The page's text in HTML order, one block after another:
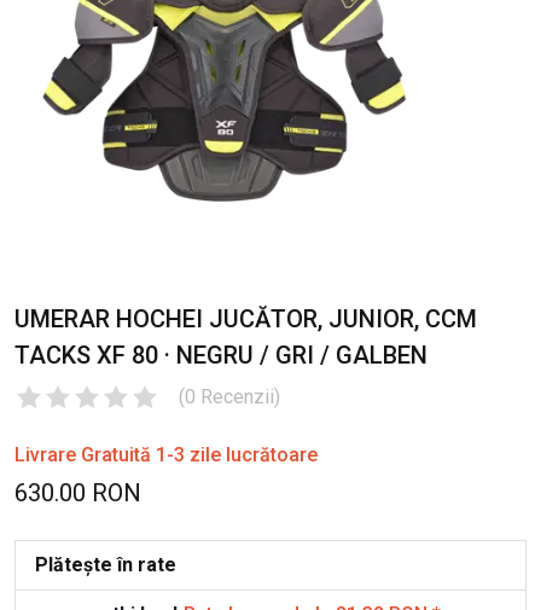
UMERAR HOCHEI JUCĂTOR, JUNIOR, CCM
TACKS XF 80 · NEGRU / GRI / GALBEN
(0 Recenzii)
Livrare Gratuită 1-3 zile lucrătoare
630.00 RON
Plătește în rate